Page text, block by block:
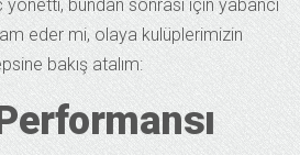
bundan sonrası için yabancı
eder mi, olaya kulüplerimizin
bakış atalım: